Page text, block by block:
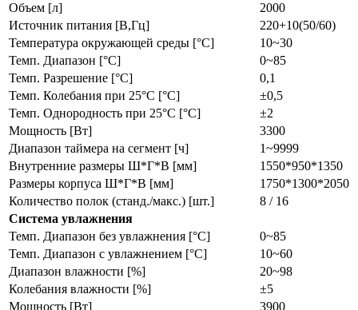
Объем [л]
2000
Источник питания [В,Гц]
220+10(50/60)
Температура окружающей среды [°C]
10~30
Темп. Диапазон [°С]
0~85
Темп. Разрешение [°С]
0,1
Темп. Колебания при 25°C [°C]
±0,5
Темп. Однородность при 25°C [°C]
±2
Мощность [Вт]
3300
Диапазон таймера на сегмент [ч]
1~9999
Внутренние размеры Ш*Г*В [мм]
1550*950*1350
Размеры корпуса Ш*Г*В [мм]
1750*1300*2050
Количество полок (станд./макс.) [шт.]
8 / 16
Система увлажнения
Темп. Диапазон без увлажнения [°C]
0~85
Темп. Диапазон с увлажнением [°C]
10~60
Диапазон влажности [%]
20~98
Колебания влажности [%]
±5
Мощность [Вт]
3900